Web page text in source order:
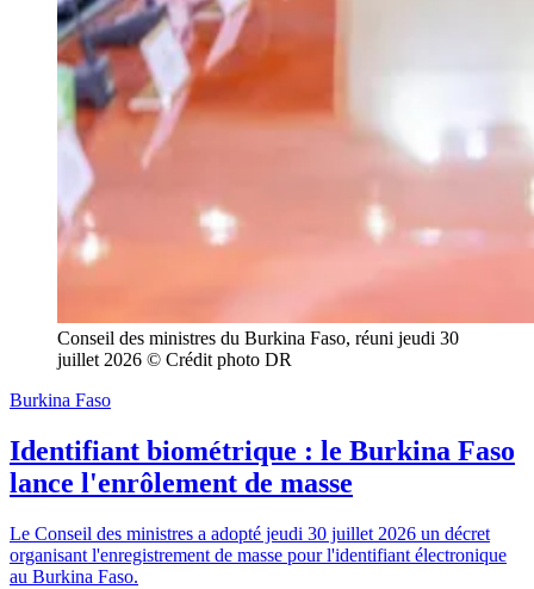
Conseil des ministres du Burkina Faso, réuni jeudi 30
juillet 2026 © Crédit photo DR
Burkina Faso
Identifiant biométrique : le Burkina Faso
lance l'enrôlement de masse
Le Conseil des ministres a adopté jeudi 30 juillet 2026 un décret
organisant l'enregistrement de masse pour l'identifiant électronique
au Burkina Faso.